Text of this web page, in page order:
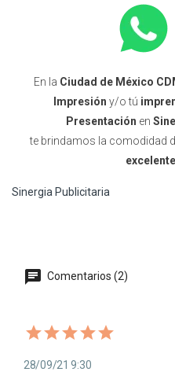
En la Ciudad de México
Impresión y/o tú
Presentación en
te brindamos la comodidad
Sinergia Publicitaria
Comentarios (2)
28/09/21 9:30